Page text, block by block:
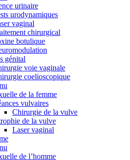
urinaire
urodynamiques
vaginal
chirurgical
botulique
génital
voie vaginale
coelioscopique
de la femme
vulvaires
Chirurgie de la vulve
de la vulve
Laser vaginal
de l’homme